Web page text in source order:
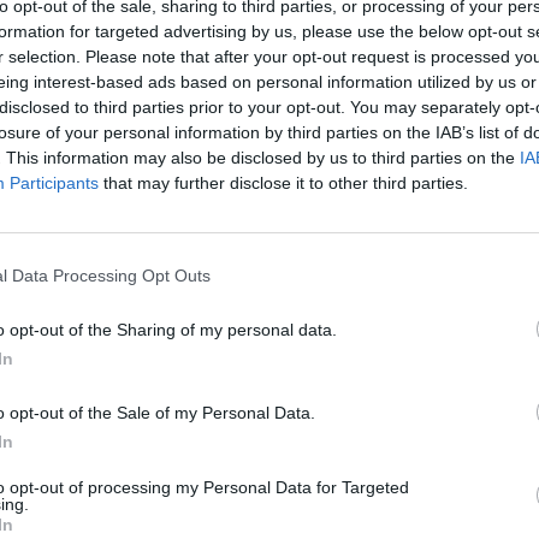
opt-out of the sale, sharing to third parties, or processing of your
for targeted advertising by us, please use the below opt-out
selection. Please note that after your opt-out request is processed
interest-based ads based on personal information utilized by us
to third parties prior to your opt-out. You may separately
of your personal information by third parties on the IAB’s list of
This information may also be disclosed by us to third parties on the
Participants that may further disclose it to other third parties.
Data Processing Opt Outs
opt-out of the Sharing of my personal data.
opt-out of the Sale of my Personal Data.
opt-out of processing my Personal Data for Targeted
τη Συρία.
το 16% των πόρων που έχουν ζητηθεί για
Committee (IRC) κάλεσε τους δωρητές
εντελώς και ότι οι πόροι θα καταφέρουν
οργανώσεις που δρουν επί του
η κατάσταση στις πληγείσες περιοχές